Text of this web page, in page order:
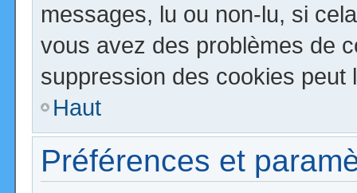
messages, lu ou non-lu, si
vous avez des problèmes de
suppression des cookies peut
Haut
Préférences et